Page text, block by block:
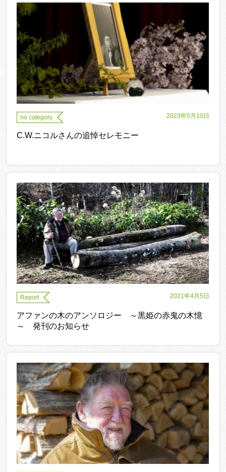
no category 2023年5月10日
C.W.ニコルさんの追悼セレモニー
Report 2021年4月5日
アファンの木のアンソロジー ～黒姫の赤鬼の木憶
～ 発刊のお知らせ